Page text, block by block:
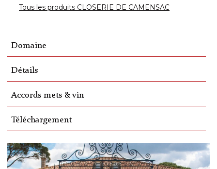
Tous les produits CLOSERIE DE CAMENSAC
Domaine
Détails
Accords mets & vin
Téléchargement